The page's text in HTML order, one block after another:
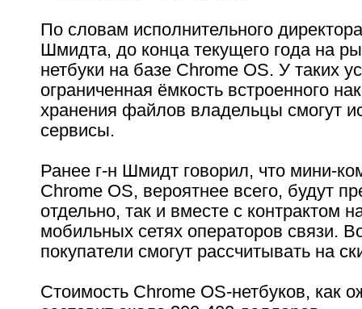
По словам исполнительного
Шмидта, до конца текущего года на
нетбуки на базе Chrome OS. У таких
ограниченная ёмкость встроенного
хранения файлов владельцы смогут
сервисы.
Ранее г-н Шмидт говорил, что мини-
Chrome OS, вероятнее всего, будут
отдельно, так и вместе с контрактом
мобильных сетях операторов связи.
покупатели смогут рассчитывать на
Стоимость Chrome OS-нетбуков, как